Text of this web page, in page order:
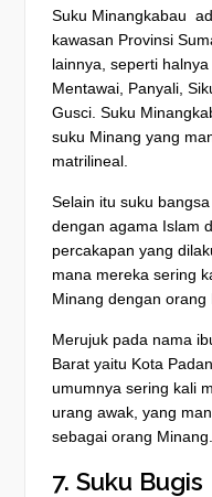
Suku Minangkabau
kawasan Provinsi
lainnya, seperti
Mentawai, Panyali,
Gusci. Suku
suku Minang yang
matrilineal.
Selain itu suku
dengan agama Islam
percakapan yang
mana mereka sering
Minang dengan orang
Merujuk pada nama
Barat yaitu Kota
umumnya sering kali
urang awak, yang
sebagai orang Minang.
7. Suku Bugis